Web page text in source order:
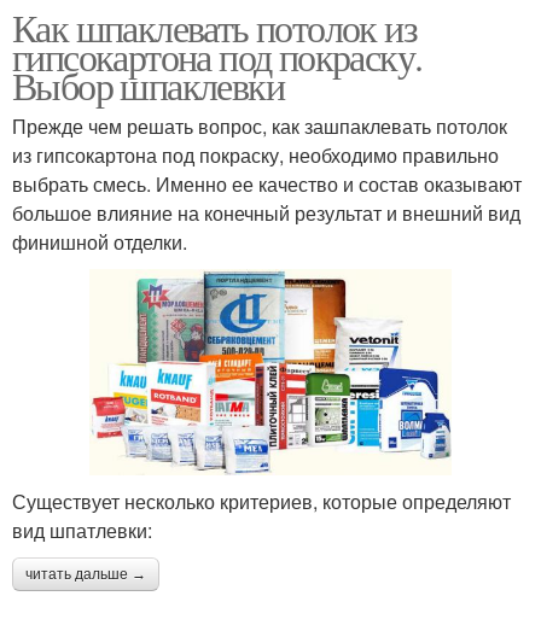
Как шпаклевать потолок из
гипсокартона под покраску.
Выбор шпаклевки
Прежде чем решать вопрос, как зашпаклевать потолок
из гипсокартона под покраску, необходимо правильно
выбрать смесь. Именно ее качество и состав оказывают
большое влияние на конечный результат и внешний вид
финишной отделки.
Существует несколько критериев, которые определяют
вид шпатлевки:
читать дальше →